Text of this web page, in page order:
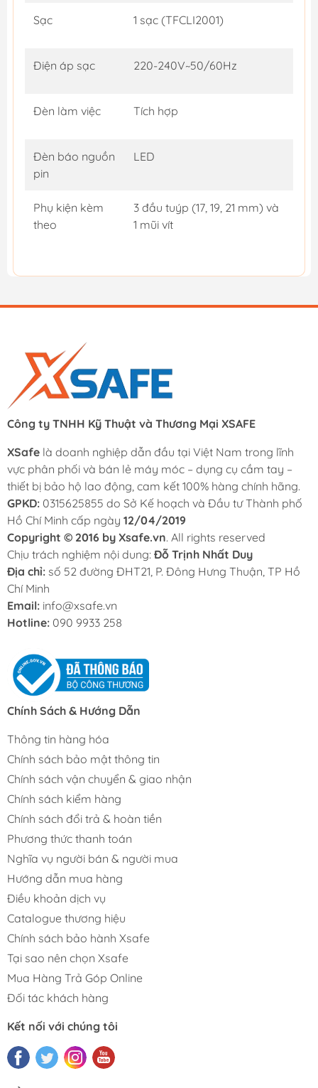
Sạc 1 sạc (TFCLI2001)
Điện áp sạc 220-240V~50/60Hz
Đèn làm việc Tích hợp
Đèn báo nguồn
pin
LED
Phụ kiện kèm
theo
3 đầu tuýp (17, 19, 21 mm) và
1 mũi vít
Công ty TNHH Kỹ Thuật và Thương Mại XSAFE
XSafe là doanh nghiệp dẫn đầu tại Việt Nam trong lĩnh
vực phân phối và bán lẻ máy móc – dụng cụ cầm tay –
thiết bị bảo hộ lao động, cam kết 100% hàng chính hãng.
GPKD: 0315625855 do Sở Kế hoạch và Đầu tư Thành phố
Hồ Chí Minh cấp ngày 12/04/2019
Copyright © 2016 by Xsafe.vn. All rights reserved
Chịu trách nghiệm nội dung: Đỗ Trịnh Nhất Duy
Địa chỉ: số 52 đường ĐHT21, P. Đông Hưng Thuận, TP Hồ
Chí Minh
Email: info@xsafe.vn
Hotline: 090 9933 258
Chính Sách & Hướng Dẫn
Thông tin hàng hóa
Chính sách bảo mật thông tin
Chính sách vận chuyển & giao nhận
Chính sách kiểm hàng
Chính sách đổi trả & hoàn tiền
Phương thức thanh toán
Nghĩa vụ người bán & người mua
Hướng dẫn mua hàng
Điều khoản dịch vụ
Catalogue thương hiệu
Chính sách bảo hành Xsafe
Tại sao nên chọn Xsafe
Mua Hàng Trả Góp Online
Đối tác khách hàng
Kết nối với chúng tôi